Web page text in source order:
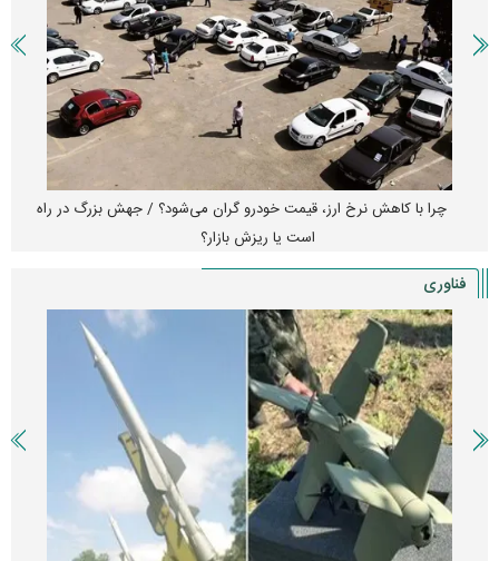
چرا با کاهش نرخ ارز، قیمت خودرو گران می‌شود؟ / جهش بزرگ در راه
است یا ریزش بازار؟
فناوری